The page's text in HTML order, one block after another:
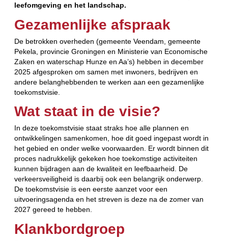
leefomgeving en het landschap.
Gezamenlijke afspraak
De betrokken overheden (gemeente Veendam, gemeente
Pekela, provincie Groningen en Ministerie van Economische
Zaken en waterschap Hunze en Aa’s) hebben in december
2025 afgesproken om samen met inwoners, bedrijven en
andere belanghebbenden te werken aan een gezamenlijke
toekomstvisie.
Wat staat in de visie?
In deze toekomstvisie staat straks hoe alle plannen en
ontwikkelingen samenkomen, hoe dit goed ingepast wordt in
het gebied en onder welke voorwaarden. Er wordt binnen dit
proces nadrukkelijk gekeken hoe toekomstige activiteiten
kunnen bijdragen aan de kwaliteit en leefbaarheid. De
verkeersveiligheid is daarbij ook een belangrijk onderwerp.
De toekomstvisie is een eerste aanzet voor een
uitvoeringsagenda en het streven is deze na de zomer van
2027 gereed te hebben.
Klankbordgroep